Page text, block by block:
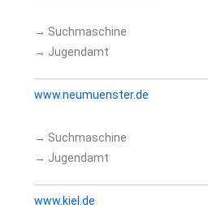
→ Suchmaschine
→ Jugendamt
www.neumuenster.de
→ Suchmaschine
→ Jugendamt
www.kiel.de